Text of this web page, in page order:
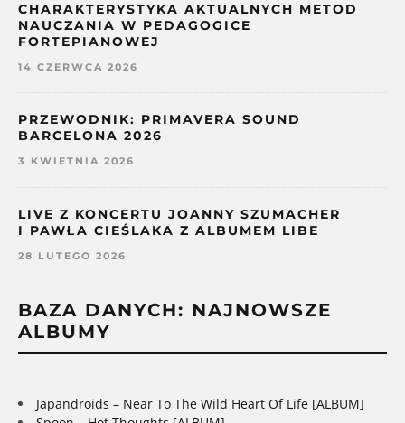
CHARAKTERYSTYKA AKTUALNYCH METOD
NAUCZANIA W PEDAGOGICE
FORTEPIANOWEJ
14 CZERWCA 2026
PRZEWODNIK: PRIMAVERA SOUND
BARCELONA 2026
3 KWIETNIA 2026
LIVE Z KONCERTU JOANNY SZUMACHER
I PAWŁA CIEŚLAKA Z ALBUMEM LIBE
28 LUTEGO 2026
BAZA DANYCH: NAJNOWSZE
ALBUMY
Japandroids – Near To The Wild Heart Of Life [ALBUM]